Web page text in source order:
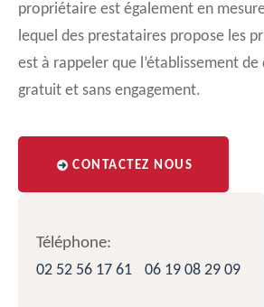
propriétaire est également en
lequel des prestataires propose les
est à rappeler que l’établissement
gratuit et sans engagement.
CONTACTEZ NOUS
Téléphone:
02 52 56 17 61
06 19 08 29 09